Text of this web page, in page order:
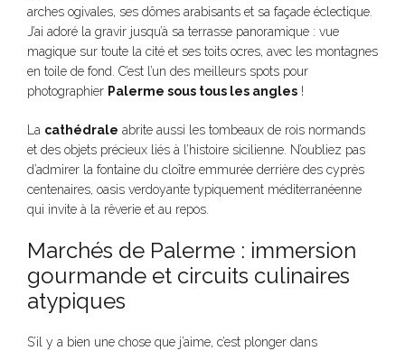
arches ogivales, ses dômes arabisants et sa façade éclectique.
J’ai adoré la gravir jusqu’à sa terrasse panoramique : vue
magique sur toute la cité et ses toits ocres, avec les montagnes
en toile de fond. C’est l’un des meilleurs spots pour
photographier Palerme sous tous les angles !
La cathédrale abrite aussi les tombeaux de rois normands
et des objets précieux liés à l’histoire sicilienne. N’oubliez pas
d’admirer la fontaine du cloître emmurée derrière des cyprès
centenaires, oasis verdoyante typiquement méditerranéenne
qui invite à la rêverie et au repos.
Marchés de Palerme : immersion
gourmande et circuits culinaires
atypiques
S’il y a bien une chose que j’aime, c’est plonger dans